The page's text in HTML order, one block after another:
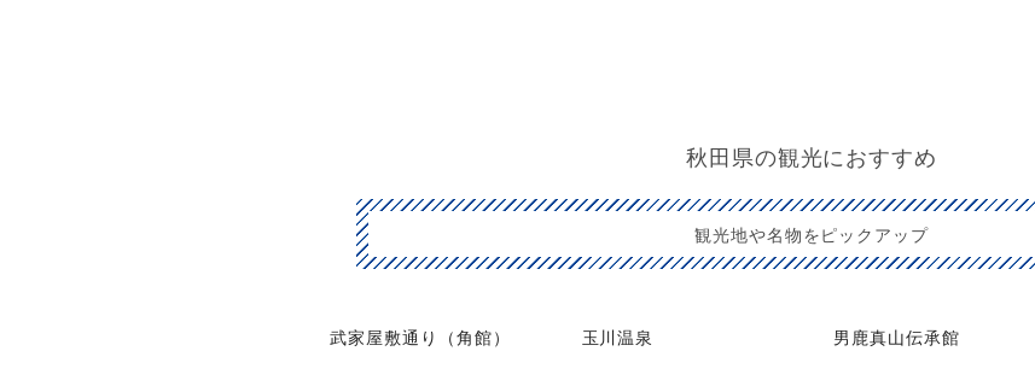
秋田県の観光におすすめ
観光地や名物をピックアップ
武家屋敷通り（角館） 玉川温泉 男鹿真山伝承館